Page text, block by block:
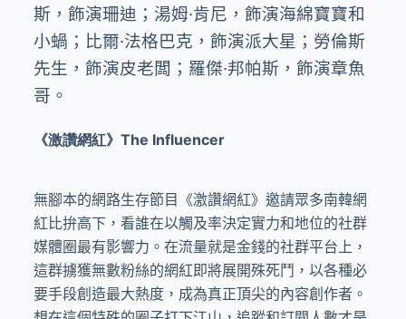
斯，飾演珊迪；湯姆·肯尼，飾演海綿寶寶和
小蝸；比爾·法格巴克，飾演派大星；勞倫斯
先生，飾演皮老闆；羅傑·邦帕斯，飾演章魚
哥。
《激讚網紅》The Influencer
無腳本的網路生存節目《激讚網紅》邀請眾多南韓網
紅比拚高下，看誰在以觸及率決定實力和地位的社群
媒體圈最有影響力。在流量就是金錢的社群平台上，
這群擄獲無數粉絲的網紅即將展開殊死鬥，以各種必
要手段創造最大熱度，成為真正頂尖的內容創作者。